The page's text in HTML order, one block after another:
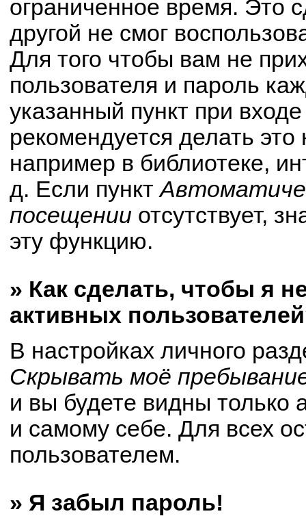
ограниченное время. Это
другой не смог
Для того чтобы вам не
пользователя и пароль
указанный пункт при
рекомендуется делать
например в библиотеке,
д. Если пункт
посещении отсутствует,
эту функцию.
» Как сделать, чтобы я
активных
В настройках личного
Скрывать моё
и вы будете видны только
и самому себе. Для всех
пользователем.
» Я забыл пароль!